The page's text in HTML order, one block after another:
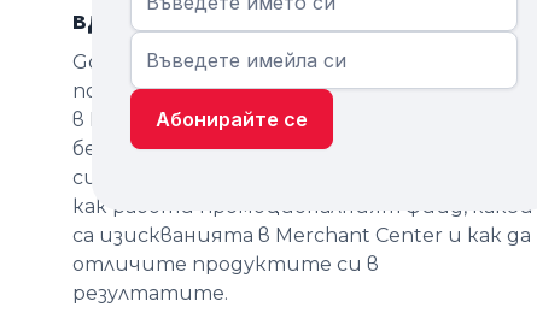
вдигнете CTR с фийда
Google Shopping промоциите са сред най-
подценяваните начини да вдигнете CTR, а
в България оферти като отстъпка и
безплатна доставка работят особено
силно. В това ръководство ще разберете
как работи промоционалният фийд, какви
са изискванията в Merchant Center и как да
отличите продуктите си в
резултатите.